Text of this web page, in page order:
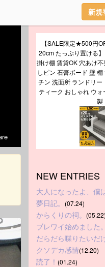
新規
【SALE限定★500円
20cm たっぷり置ける
掛け棚 賃貸OK 穴あけ
しピン 石膏ボード 壁
チン 洗面所 ランドリー
ティーク おしゃれ ウ
製
NEW ENTRIES
大人になったよ、僕
夢日記。 (07.24)
からくりの祠。 (05.22)
ブレワイ始めました。
だらだら喋りたいだ
クソデカ感情(12.20)
読了！ (01.24)